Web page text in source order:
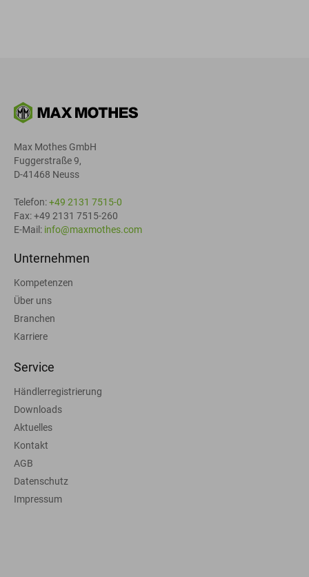
Max Mothes GmbH
Fuggerstraße 9,
D-41468 Neuss
Telefon:+49 2131 7515-0
Fax: +49 2131 7515-260
E-Mail: info@maxmothes.com
Unternehmen
Kompetenzen
Über uns
Branchen
Karriere
Service
Händlerregistrierung
Downloads
Aktuelles
Kontakt
AGB
Datenschutz
Impressum